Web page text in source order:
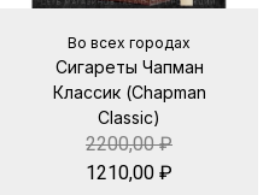
Во всех городах
Сигареты Чапман
Классик (Chapman
Classic)
2200,00₽
1210,00 ₽